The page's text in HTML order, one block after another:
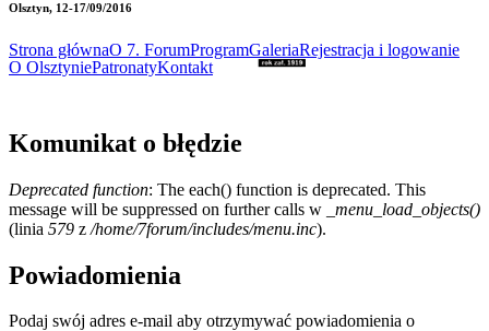
Olsztyn, 12-17/09/2016
Strona głównaO 7. ForumProgramGaleriaRejestracja i logowanie
O OlsztyniePatronatyKontakt
Komunikat o błędzie
Deprecated function: The each() function is deprecated. This
message will be suppressed on further calls w
_menu_load_objects()
(linia 579 z /home/7forum/includes/menu.inc).
Powiadomienia
Podaj swój adres e-mail aby otrzymywać powiadomienia o